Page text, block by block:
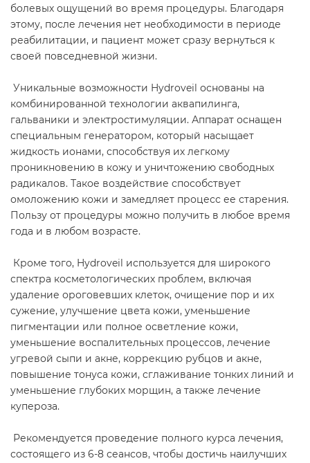
болевых ощущений во время процедуры. Благодаря
этому, после лечения нет необходимости в периоде
реабилитации, и пациент может сразу вернуться к
своей повседневной жизни.
Уникальные возможности Hydroveil основаны на
комбинированной технологии аквапилинга,
гальваники и электростимуляции. Аппарат оснащен
специальным генератором, который насыщает
жидкость ионами, способствуя их легкому
проникновению в кожу и уничтожению свободных
радикалов. Такое воздействие способствует
омоложению кожи и замедляет процесс ее старения.
Пользу от процедуры можно получить в любое время
года и в любом возрасте.
Кроме того, Hydroveil используется для широкого
спектра косметологических проблем, включая
удаление ороговевших клеток, очищение пор и их
сужение, улучшение цвета кожи, уменьшение
пигментации или полное осветление кожи,
уменьшение воспалительных процессов, лечение
угревой сыпи и акне, коррекцию рубцов и акне,
повышение тонуса кожи, сглаживание тонких линий и
уменьшение глубоких морщин, а также лечение
купероза.
Рекомендуется проведение полного курса лечения,
состоящего из 6-8 сеансов, чтобы достичь наилучших